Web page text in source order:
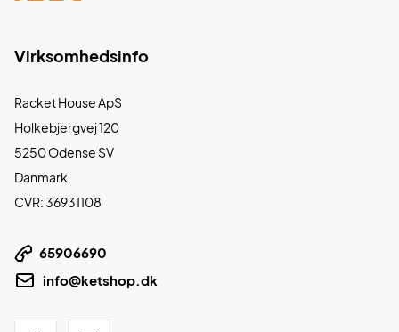
Virksomhedsinfo
Racket House ApS
Holkebjergvej 120
5250 Odense SV
Danmark
CVR: 36931108
65906690
info@ketshop.dk